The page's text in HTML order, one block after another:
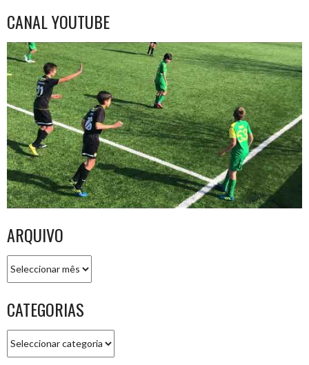
CANAL YOUTUBE
ARQUIVO
CATEGORIAS